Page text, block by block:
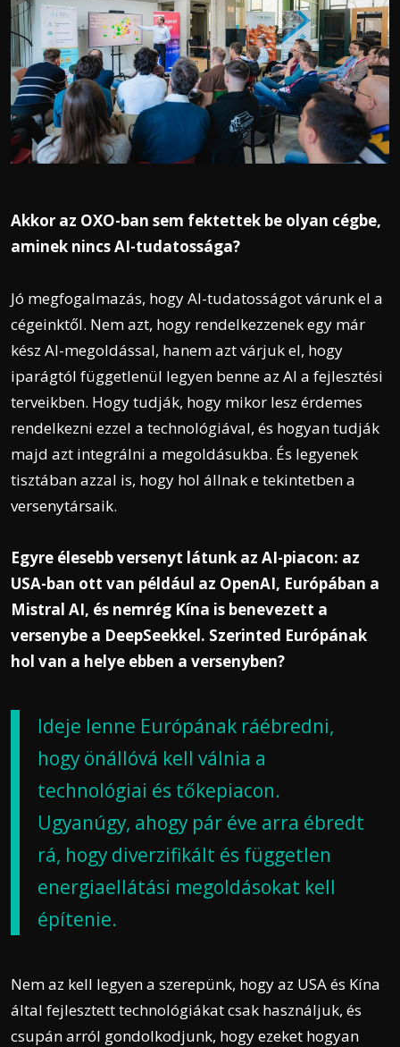
Akkor az OXO-ban sem fektettek be olyan cégbe,
aminek nincs AI-tudatossága?
Jó megfogalmazás, hogy AI-tudatosságot várunk el a
cégeinktől. Nem azt, hogy rendelkezzenek egy már
kész AI-megoldással, hanem azt várjuk el, hogy
iparágtól függetlenül legyen benne az AI a fejlesztési
terveikben. Hogy tudják, hogy mikor lesz érdemes
rendelkezni ezzel a technológiával, és hogyan tudják
majd azt integrálni a megoldásukba. És legyenek
tisztában azzal is, hogy hol állnak e tekintetben a
versenytársaik.
Egyre élesebb versenyt látunk az AI-piacon: az
USA-ban ott van például az OpenAI, Európában a
Mistral AI, és nemrég Kína is benevezett a
versenybe a DeepSeekkel. Szerinted Európának
hol van a helye ebben a versenyben?
Ideje lenne Európának ráébredni,
hogy önállóvá kell válnia a
technológiai és tőkepiacon.
Ugyanúgy, ahogy pár éve arra ébredt
rá, hogy diverzifikált és független
energiaellátási megoldásokat kell
építenie.
Nem az kell legyen a szerepünk, hogy az USA és Kína
által fejlesztett technológiákat csak használjuk, és
csupán arról gondolkodjunk, hogy ezeket hogyan